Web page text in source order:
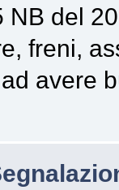
NB del
freni,
avere